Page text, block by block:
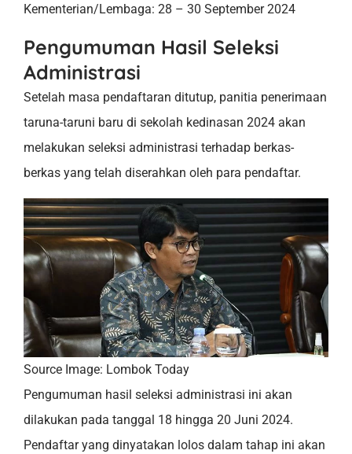
Kementerian/Lembaga: 28 – 30 September 2024
Pengumuman Hasil Seleksi
Administrasi
Setelah masa pendaftaran ditutup, panitia penerimaan
taruna-taruni baru di sekolah kedinasan 2024 akan
melakukan seleksi administrasi terhadap berkas-
berkas yang telah diserahkan oleh para pendaftar.
Source Image: Lombok Today
Pengumuman hasil seleksi administrasi ini akan
dilakukan pada tanggal 18 hingga 20 Juni 2024.
Pendaftar yang dinyatakan lolos dalam tahap ini akan